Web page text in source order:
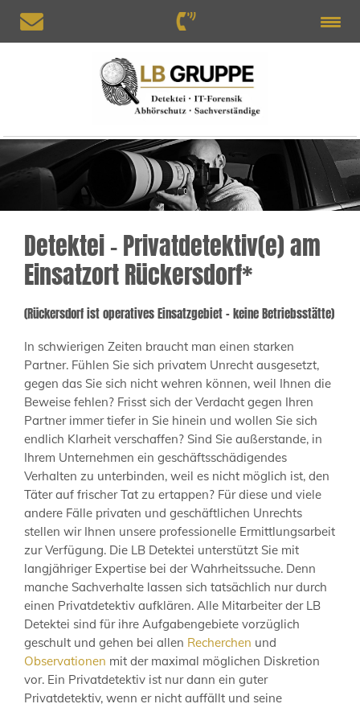
Detektei – Privatdetektiv(e) am
Einsatzort Rückersdorf*
(Rückersdorf ist operatives Einsatzgebiet – keine Betriebsstätte)
In schwierigen Zeiten braucht man einen starken
Partner. Fühlen Sie sich privatem Unrecht ausgesetzt,
gegen das Sie sich nicht wehren können, weil Ihnen die
Beweise fehlen? Frisst sich der Verdacht gegen Ihren
Partner immer tiefer in Sie hinein und wollen Sie sich
endlich Klarheit verschaffen? Sind Sie außerstande, in
Ihrem Unternehmen ein geschäftsschädigendes
Verhalten zu unterbinden, weil es nicht möglich ist, den
Täter auf frischer Tat zu ertappen? Für diese und viele
andere Fälle privaten und geschäftlichen Unrechts
stellen wir Ihnen unsere professionelle Ermittlungsarbeit
zur Verfügung. Die LB Detektei unterstützt Sie mit
langjähriger Expertise bei der Wahrheitssuche. Denn
manche Sachverhalte lassen sich tatsächlich nur durch
einen Privatdetektiv aufklären. Alle Mitarbeiter der LB
Detektei sind für ihre Aufgabengebiete vorzüglich
geschult und gehen bei allen Recherchen und
Observationen mit der maximal möglichen Diskretion
vor. Ein Privatdetektiv ist nur dann ein guter
Privatdetektiv, wenn er nicht auffällt und seine